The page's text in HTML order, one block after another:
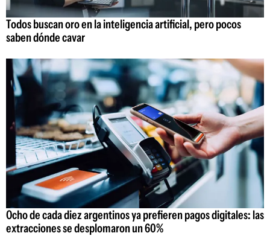
Todos buscan oro en la inteligencia artificial, pero pocos
saben dónde cavar
Ocho de cada diez argentinos ya prefieren pagos digitales: las
extracciones se desplomaron un 60%